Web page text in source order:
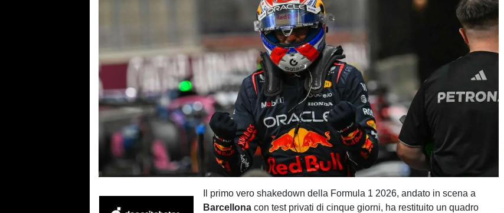
Il primo vero shakedown della Formula 1 2026, andato in scena a
Barcellona con test privati di cinque giorni, ha restituito un quadro